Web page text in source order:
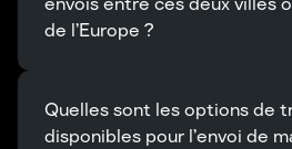
de l’Europe ?
Quelles sont les options de
disponibles pour l’envoi de